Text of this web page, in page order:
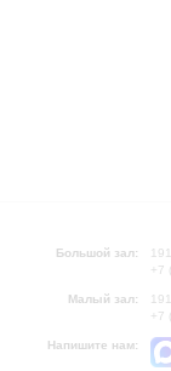
Большой зал:
+7
Малый зал:
+7
Напишите нам: